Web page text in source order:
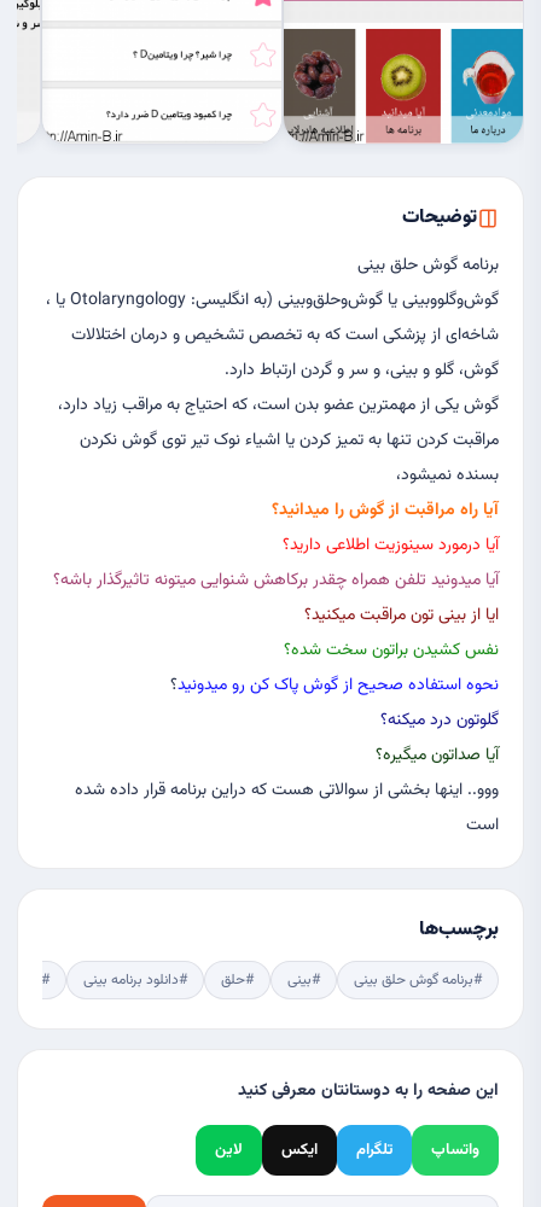
توضیحات
برنامه گوش حلق بینی
گوش‌وگلووبینی یا گوش‌وحلق‌وبینی (به انگلیسی: Otolaryngology یا ،
شاخه‌ای از پزشکی است که به تخصص تشخیص و درمان اختلالات
گوش، گلو و بینی، و سر و گردن ارتباط دارد.
گوش یکی از مهمترین عضو بدن است، که احتیاج به مراقب زیاد دارد،
مراقبت کردن تنها به تمیز کردن یا اشیاء نوک تیر توی گوش نکردن
بسنده نمیشود،
آیا راه مراقبت از گوش را میدانید؟
آیا درمورد سینوزیت اطلاعی دارید؟
آیا میدونید تلفن همراه چقدر برکاهش شنوایی میتونه تاثیرگذار باشه؟
ایا از بینی تون مراقبت میکنید؟
نفس کشیدن براتون سخت شده؟
نحوه استفاده صحیح از گوش پاک کن رو میدونید؟
گلوتون درد میکنه؟
آیا صداتون میگیره؟
ووو.. اینها بخشی از سوالاتی هست که دراین برنامه قرار داده شده
است
برچسب‌ها
#برنامه گوش حلق بینی #بینی #حلق #دانلود برنامه بینی #دانلود
این صفحه را به دوستانتان معرفی کنید
واتساپ تلگرام ایکس لاین